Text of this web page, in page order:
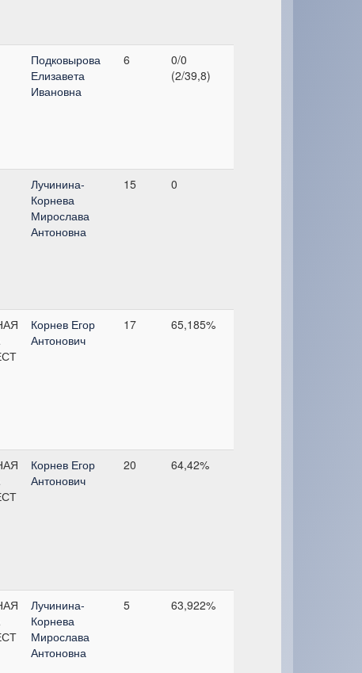
Подковырова
Елизавета
Ивановна
6
0/0
(2/39,8)
Лучинина-
Корнева
Мирослава
Антоновна
15 0
Корнев Егор
Антонович
17 65,185%
Корнев Егор
Антонович
20 64,42%
Лучинина-
Корнева
Мирослава
Антоновна
5 63,922%